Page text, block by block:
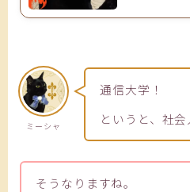
ミーシャ
通信大学！
というと、社
そうなりますね。